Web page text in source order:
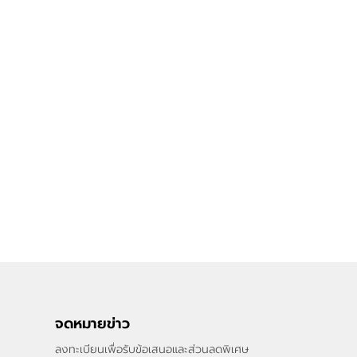
จดหมายข่าว
ลงทะเบียนเพื่อรับข้อเสนอและส่วนลดพิเศษ